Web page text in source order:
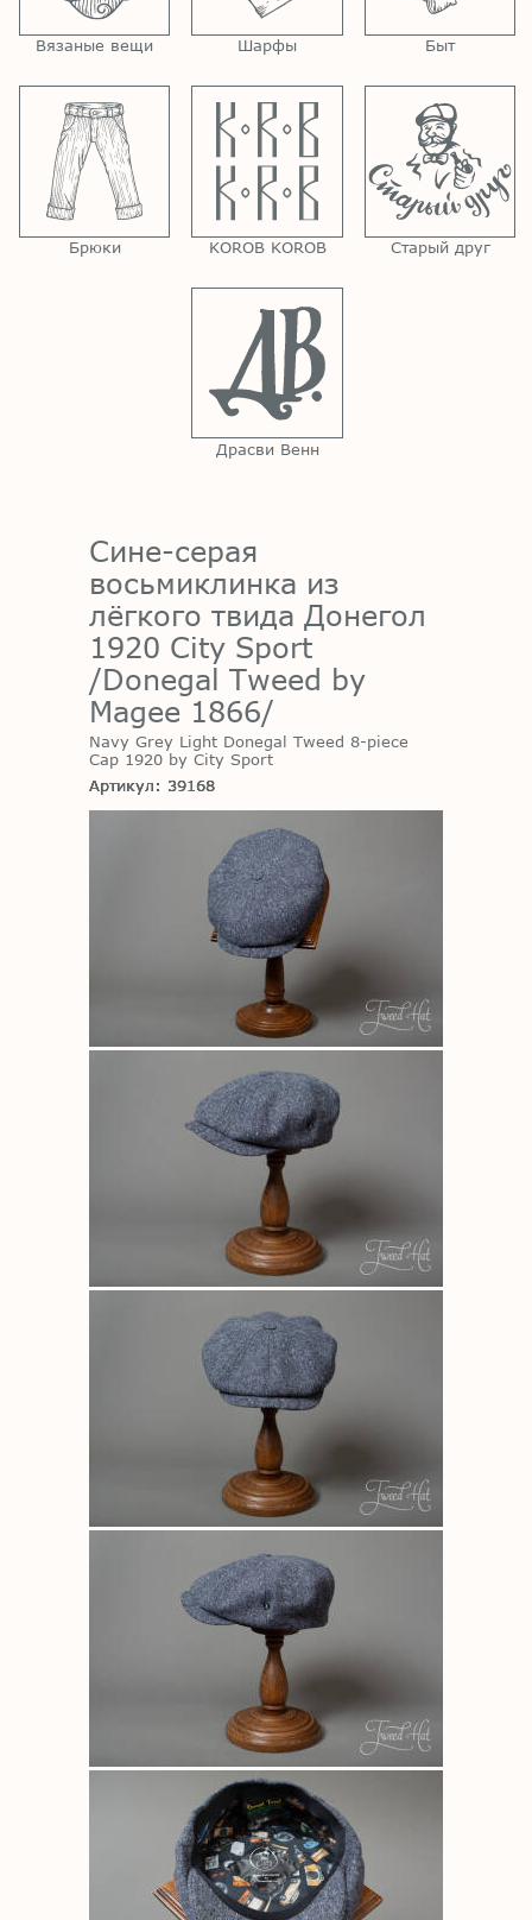
Вязаные вещи Шарфы Быт
Брюки KOROB KOROB Старый друг
Драсви Венн
Сине-серая
восьмиклинка из
лёгкого твида Донегол
1920 City Sport
/Donegal Tweed by
Magee 1866/
Navy Grey Light Donegal Tweed 8-piece
Cap 1920 by City Sport
Артикул: 39168